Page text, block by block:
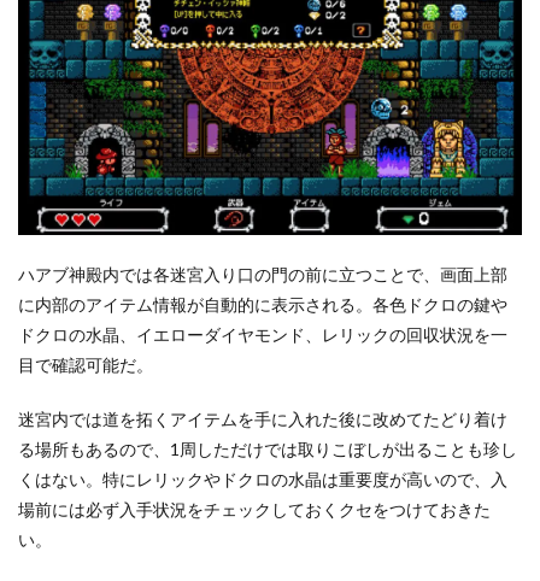
ハアブ神殿内では各迷宮入り口の門の前に立つことで、画面上部
に内部のアイテム情報が自動的に表示される。各色ドクロの鍵や
ドクロの水晶、イエローダイヤモンド、レリックの回収状況を一
目で確認可能だ。
迷宮内では道を拓くアイテムを手に入れた後に改めてたどり着け
る場所もあるので、1周しただけでは取りこぼしが出ることも珍し
くはない。特にレリックやドクロの水晶は重要度が高いので、入
場前には必ず入手状況をチェックしておくクセをつけておきた
い。